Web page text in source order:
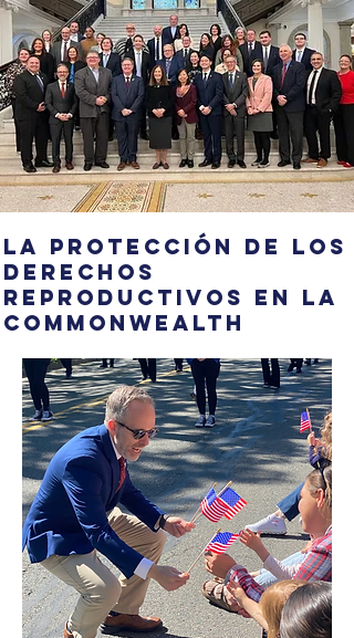
La protección de los
derechos
reproductivos en la
Commonwealth